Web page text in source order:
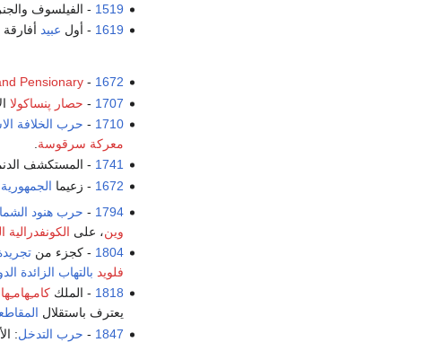
1519 - الفيلسوف
1619 - أول عبيد أفارقة
1672
-
Pensionary
1707
- حصار پنساكولا
1710
- حرب الخلافة
معركة سرقوسة
1741 - المستكشف
1672 - زعيما الجمهورية
1794
- حرب هنود
وين، على الكونفدرالية
1804 - كجزء من
فلويد بالتهاب الزائدة
1818 - الملك
يعترف باستقلال
1847
- حرب التدخل: